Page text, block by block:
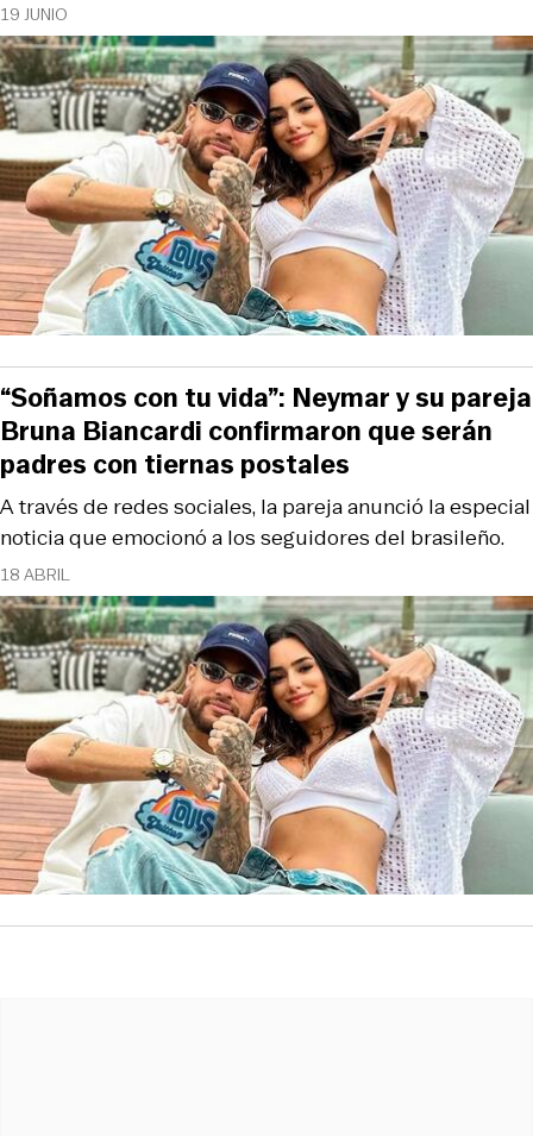
19 JUNIO
18 ABRIL
A través de redes sociales, la pareja anunció la especial
noticia que emocionó a los seguidores del brasileño.
“Soñamos con tu vida”: Neymar y su pareja
Bruna Biancardi confirmaron que serán
padres con tiernas postales